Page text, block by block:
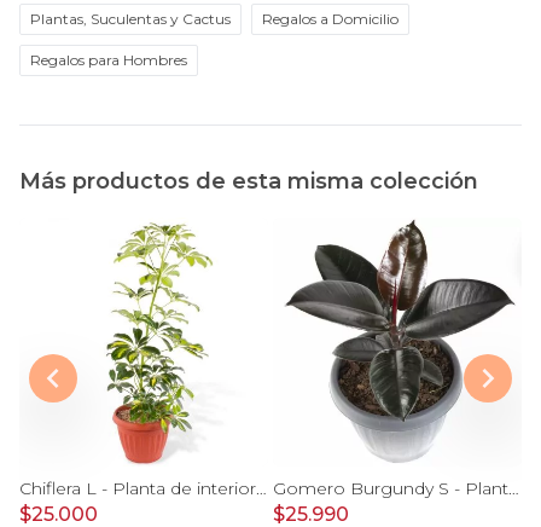
Plantas, Suculentas y Cactus Regalos a Domicilio
Regalos para Hombres
Más productos de esta misma colección
Chiflera L - Planta de interior en macetero
$25.000
Gomero Burgundy S - Planta de interior en macetero
$25.990